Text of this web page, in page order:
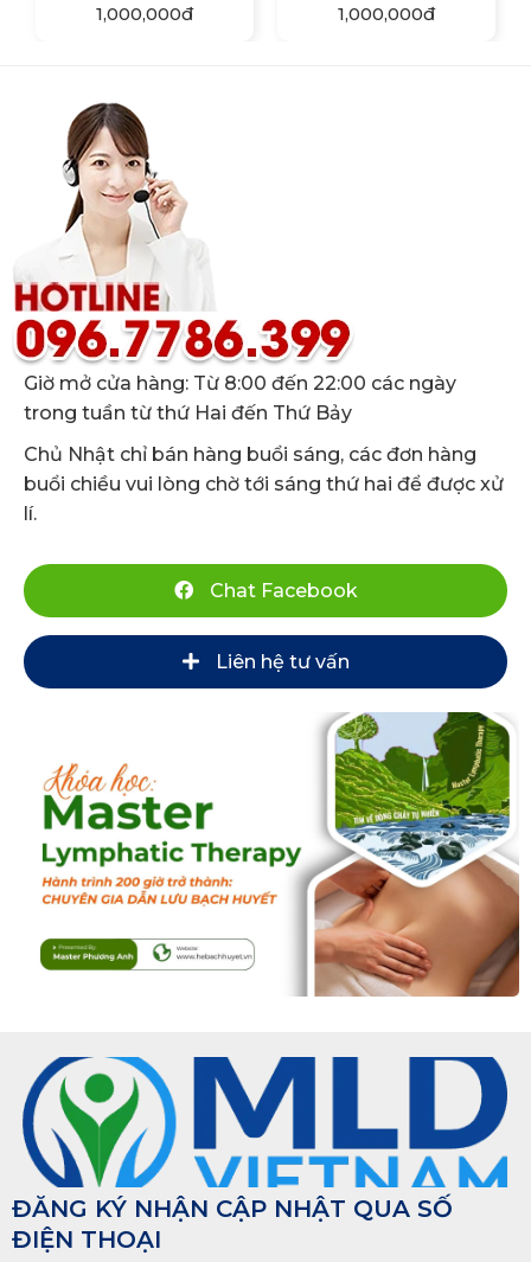
1,000,000đ 1,000,000đ
Giờ mở cửa hàng: Từ 8:00 đến 22:00 các ngày
trong tuần từ thứ Hai đến Thứ Bảy
Chủ Nhật chỉ bán hàng buổi sáng, các đơn hàng
buổi chiều vui lòng chờ tới sáng thứ hai để được xử
lí.
Chat Facebook
Liên hệ tư vấn
ĐĂNG KÝ NHẬN CẬP NHẬT QUA SỐ
ĐIỆN THOẠI